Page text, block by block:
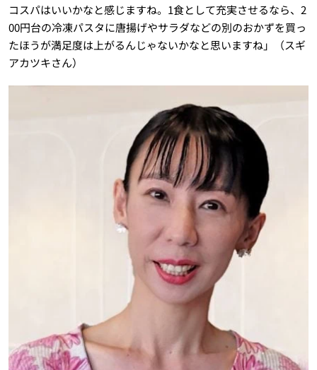
コスパはいいかなと感じますね。1食として充実させるなら、2
00円台の冷凍パスタに唐揚げやサラダなどの別のおかずを買っ
たほうが満足度は上がるんじゃないかなと思いますね」（スギ
アカツキさん）